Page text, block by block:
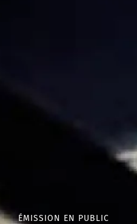
ÉMISSION EN PUBLIC